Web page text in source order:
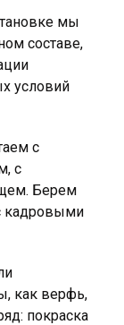
мы
составе,
условий
с
с
Берем
кадровыми
как верфь,
покраска